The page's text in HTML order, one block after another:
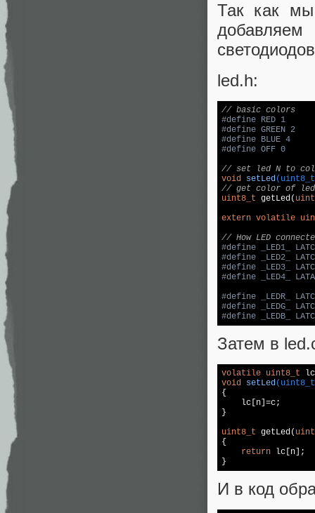
Так как
светодиодов
led.h:
// basic colors
#define RED 1
#define GREEN 2
#define BLUE 4
#define OFF 0
// set led N to
void
setLed
// get color of led
uint8_t getLed(
extern volatile
// How LED
#define _LED1_
#define _LED2_
#define _LED3_
#define _LED4_
#define _LEDR_
#define _LEDG_
#define _LEDB_
Затем в
volatile uint8_t
void setLed
{
    lc[n]=c;
}
uint8_t getLed(
{
return lc[n];
И в код